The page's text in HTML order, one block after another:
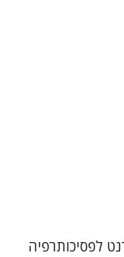
לפסיכותרפיה